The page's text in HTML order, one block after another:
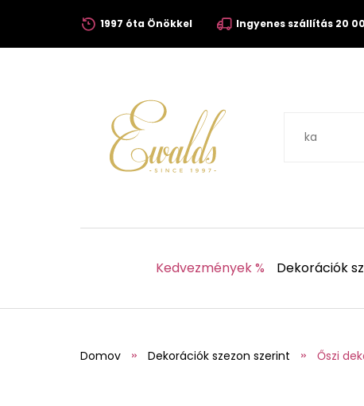
1997 óta Önökkel Ingyenes szállítás 20
Kedvezmények % Dekorációk
Domov Dekorációk szezon szerint Őszi